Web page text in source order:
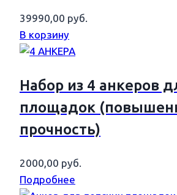
39990,00 руб.
В корзину
Набор из 4 анкеров
площадок
прочность)
2000,00 руб.
Подробнее